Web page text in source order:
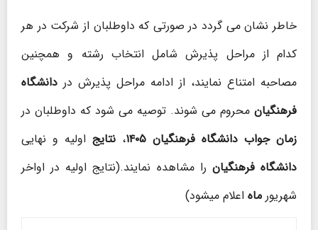
خاطر نشان می گردد در صورتی که داوطلبان از شرکت در هر
کدام از مراحل پذیرش شامل انتخاب رشته و همچنین
مصاحبه امتناع نمایند، از ادامه مراحل پذیرش در دانشگاه
فرهنگیان محروم می شوند. توصیه می شود که داوطلبان در
زمان جواب دانشگاه فرهنگیان ۱۴۰۵
، نتایج اولیه و نهایی
دانشگاه فرهنگیان را مشاهده نمایند.(نتایج اولیه در اواخر
شهریور ماه اعلام میشود)